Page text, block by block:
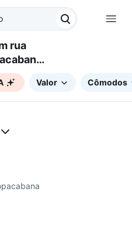
Valor Cômodos